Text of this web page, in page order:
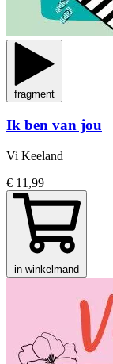
fragment
Ik ben van jou
Vi Keeland
€ 11,99
in winkelmand